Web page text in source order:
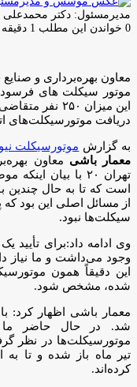
مدیرمسئول: دکتر محمدعلی
0 خواندن این مطلب 1 دقیقه زمان میبرد
معاون بهره‌برداری و
این میزان
دریافت موتورسیکلت‌های
به گزارش موتورسیکلت
معمار باشی معاون
تهران ۲۰ با بیان
است که تا به حال چندین
از مسائل اصلی این بود که
سیکلت‌ها نبود.
وی ادامه داد:برای تأیید
وجود می‌داشت و ما نیاز
این دقیقاً همون
شده، مشخص شود.
معمار باشی اظهار کرد:
شد. در حال حاضر ما
کرده‌اند.